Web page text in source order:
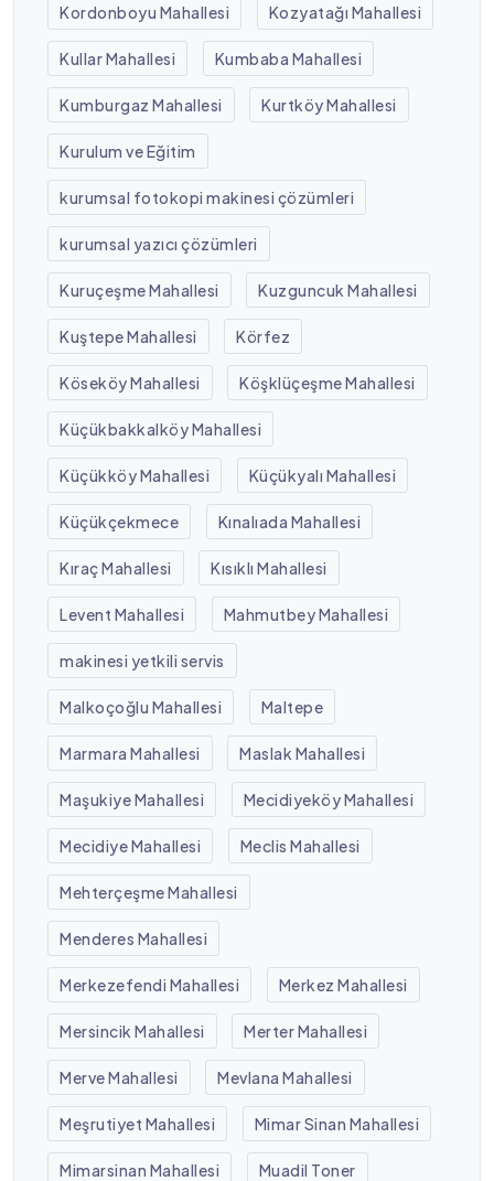
Kordonboyu Mahallesi Kozyatağı Mahallesi
Kullar Mahallesi Kumbaba Mahallesi
Kumburgaz Mahallesi Kurtköy Mahallesi
Kurulum ve Eğitim
kurumsal fotokopi makinesi çözümleri
kurumsal yazıcı çözümleri
Kuruçeşme Mahallesi Kuzguncuk Mahallesi
Kuştepe Mahallesi Körfez
Köseköy Mahallesi Köşklüçeşme Mahallesi
Küçükbakkalköy Mahallesi
Küçükköy Mahallesi Küçükyalı Mahallesi
Küçükçekmece Kınalıada Mahallesi
Kıraç Mahallesi Kısıklı Mahallesi
Levent Mahallesi Mahmutbey Mahallesi
makinesi yetkili servis
Malkoçoğlu Mahallesi Maltepe
Marmara Mahallesi Maslak Mahallesi
Maşukiye Mahallesi Mecidiyeköy Mahallesi
Mecidiye Mahallesi Meclis Mahallesi
Mehterçeşme Mahallesi
Menderes Mahallesi
Merkezefendi Mahallesi Merkez Mahallesi
Mersincik Mahallesi Merter Mahallesi
Merve Mahallesi Mevlana Mahallesi
Meşrutiyet Mahallesi Mimar Sinan Mahallesi
Mimarsinan Mahallesi Muadil Toner